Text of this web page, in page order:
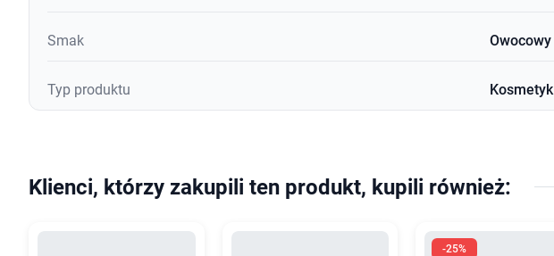
Smak Owocowy
Typ produktu Kosmetyk
Klienci, którzy zakupili ten produkt, kupili również:
-25%